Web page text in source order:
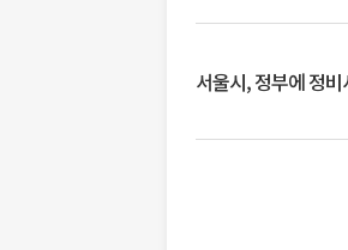
서울시, 정부에 정